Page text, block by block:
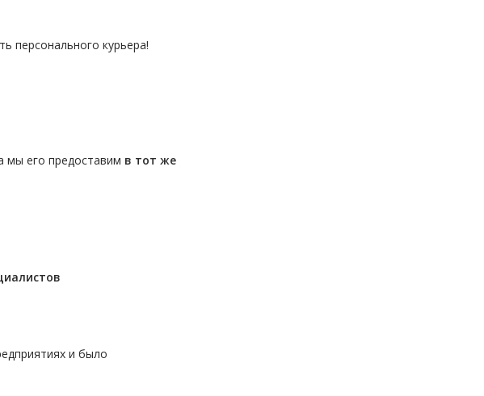
персонального курьера!
мы его предоставим в тот же
и было